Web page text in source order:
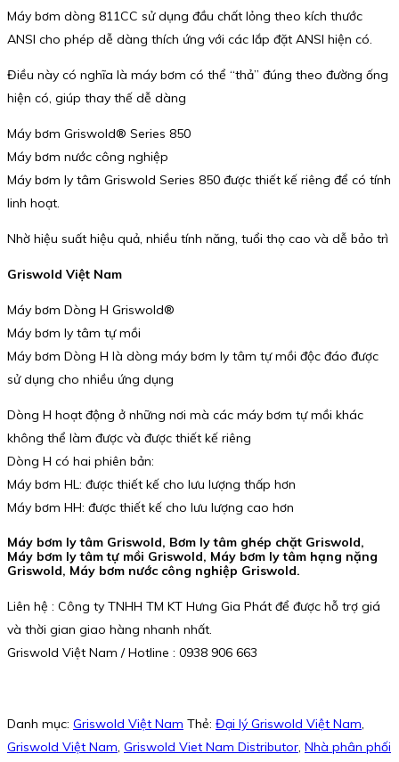
Máy bơm dòng 811CC sử dụng đầu chất lỏng theo kích thước
ANSI cho phép dễ dàng thích ứng với các lắp đặt ANSI hiện có.
Điều này có nghĩa là máy bơm có thể “thả” đúng theo đường ống
hiện có, giúp thay thế dễ dàng
Máy bơm Griswold® Series 850
Máy bơm nước công nghiệp
Máy bơm ly tâm Griswold Series 850 được thiết kế riêng để có tính
linh hoạt.
Nhờ hiệu suất hiệu quả, nhiều tính năng, tuổi thọ cao và dễ bảo trì
Griswold Việt Nam
Máy bơm Dòng H Griswold®
Máy bơm ly tâm tự mồi
Máy bơm Dòng H là dòng máy bơm ly tâm tự mồi độc đáo được
sử dụng cho nhiều ứng dụng
Dòng H hoạt động ở những nơi mà các máy bơm tự mồi khác
không thể làm được và được thiết kế riêng
Dòng H có hai phiên bản:
Máy bơm HL: được thiết kế cho lưu lượng thấp hơn
Máy bơm HH: được thiết kế cho lưu lượng cao hơn
Máy bơm ly tâm Griswold, Bơm ly tâm ghép chặt Griswold,
Máy bơm ly tâm tự mồi Griswold, Máy bơm ly tâm hạng nặng
Griswold, Máy bơm nước công nghiệp Griswold.
Liên hệ : Công ty TNHH TM KT Hưng Gia Phát để được hỗ trợ giá
và thời gian giao hàng nhanh nhất.
Griswold Việt Nam / Hotline : 0938 906 663
Danh mục: Griswold Việt Nam Thẻ: Đại lý Griswold Việt Nam,
Griswold Việt Nam, Griswold Viet Nam Distributor, Nhà phân phối